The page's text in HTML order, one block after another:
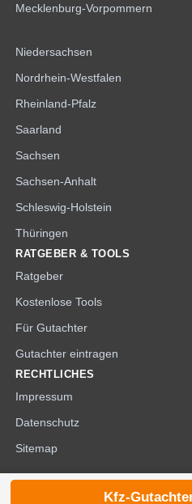
Mecklenburg-Vorpommern
Niedersachsen
Nordrhein-Westfalen
Rheinland-Pfalz
Saarland
Sachsen
Sachsen-Anhalt
Schleswig-Holstein
Thüringen
RATGEBER & TOOLS
Ratgeber
Kostenlose Tools
Für Gutachter
Gutachter eintragen
RECHTLICHES
Impressum
Datenschutz
Sitemap
Kfz-